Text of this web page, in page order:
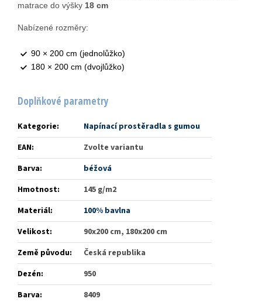
matrace do výšky 18 cm
Nabízené rozměry:
90 × 200 cm (jednolůžko)
180 × 200 cm (dvojlůžko)
Doplňkové parametry
Kategorie:
Napínací prostěradla s gumou
EAN:
Zvolte variantu
Barva:
béžová
Hmotnost:
145 g/m2
Materiál:
100% bavlna
Velikost:
90x200 cm, 180x200 cm
Země původu:
Česká republika
Dezén:
950
Barva: 8409